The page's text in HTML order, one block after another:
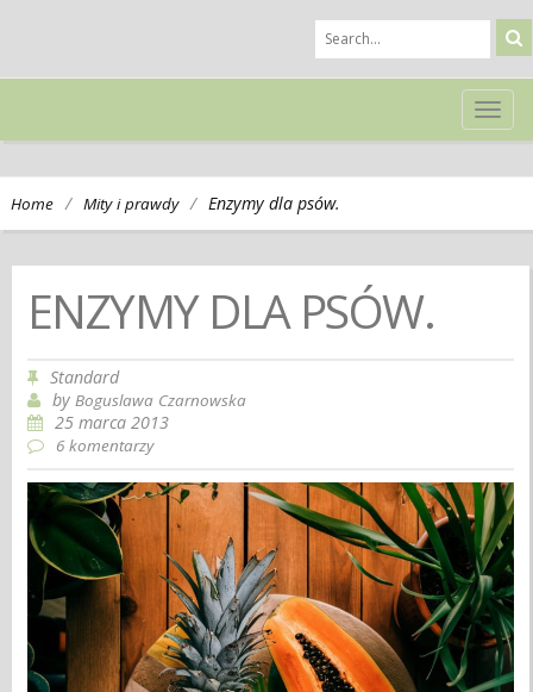
Home / Mity i prawdy / Enzymy dla psów.
ENZYMY DLA PSÓW.
Standard
byBoguslawa Czarnowska
25 marca 2013
6 komentarzy